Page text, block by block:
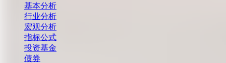
基本分析
行业分析
宏观分析
指标公式
投资基金
债券